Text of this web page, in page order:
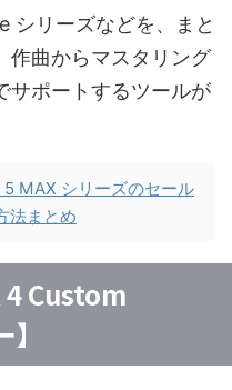
シリーズなどを、まと
作曲からマスタリング
サポートするツールが
MAX シリーズのセール
法まとめ
Custom